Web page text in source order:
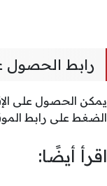
رابط الحصول
يمكن الحصول على
الضغط على رابط
اقرأ أيضًا: